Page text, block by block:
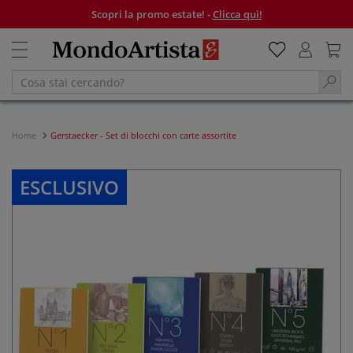
Scopri la promo estate! -Clicca qui!
Home Gerstaecker - Set di blocchi con carte assortite
ESCLUSIVO